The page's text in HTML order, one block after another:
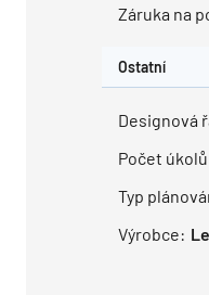
Záruka na
Ostatní
Designová
Počet
Typ
Výrobce: